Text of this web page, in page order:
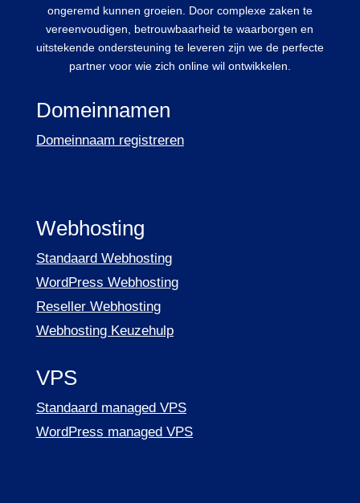
ongeremd kunnen groeien. Door complexe zaken te
vereenvoudigen, betrouwbaarheid te waarborgen en
uitstekende ondersteuning te leveren zijn we de perfecte
partner voor wie zich online wil ontwikkelen.
Domeinnamen
Domeinnaam registreren
Webhosting
Standaard Webhosting
WordPress Webhosting
Reseller Webhosting
Webhosting Keuzehulp
VPS
Standaard managed VPS
WordPress managed VPS